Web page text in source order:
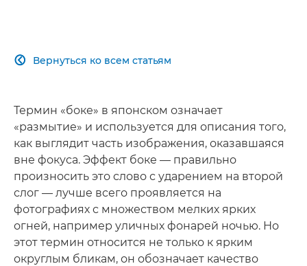
Вернуться ко всем статьям

Термин «боке» в японском означает
«размытие» и используется для описания того,
как выглядит часть изображения, оказавшаяся
вне фокуса. Эффект боке — правильно
произносить это слово с ударением на второй
слог — лучше всего проявляется на
фотографиях с множеством мелких ярких
огней, например уличных фонарей ночью. Но
этот термин относится не только к ярким
округлым бликам, он обозначает качество